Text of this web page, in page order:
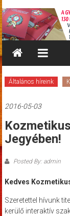
Általános híreink
2016-05-03
Jegyében!
Posted By: admin
Kedves
Szeretettel hívunk
kerülő interaktív